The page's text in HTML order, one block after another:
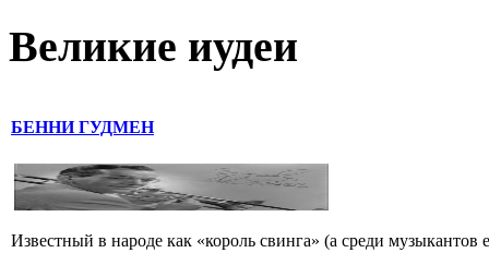
Великие иудеи
БЕННИ ГУДМЕН
Известный в народе как «король свинга» (а среди